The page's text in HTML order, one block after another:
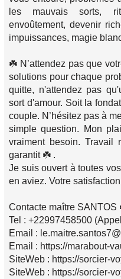
les mauvais sorts,
envoûtement, devenir
impuissances, magie
☘️ N’attendez pas que
solutions pour chaque
quitte, n'attendez pas
sort d'amour. Soit la
couple. N’hésitez pas à
simple question. Mon
vraiment besoin. Travail
garantit ☘️ .
Je suis ouvert à toutes
en aviez. Votre
Contacte maître
Tel : +22997458500
Email :
Email : https://marabout-
SiteWeb : https://sorcier-
SiteWeb : https://sorcier-